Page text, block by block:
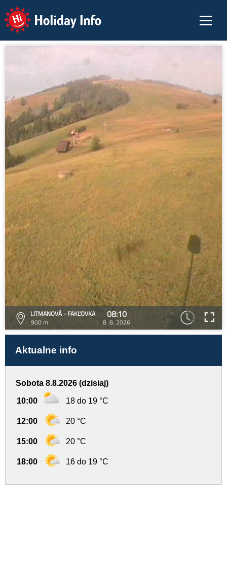
Holiday Info
LITMANOVÁ - FAKĽOVKA
900 m
08:10
8. 8. 2026
Aktualne info
Sobota 8.8.2026 (dzisiaj)
10:00 18 do 19 °C
12:00 20 °C
15:00 20 °C
18:00 16 do 19 °C